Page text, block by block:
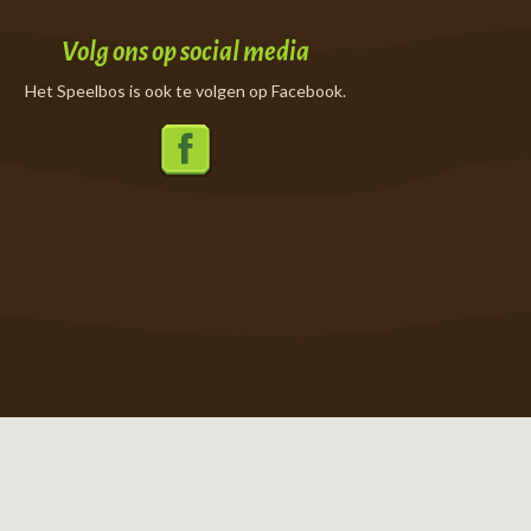
Volg ons op social media
Het Speelbos is ook te volgen op Facebook.